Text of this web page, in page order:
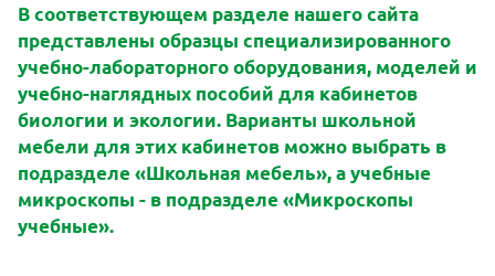
В соответствующем разделе нашего сайта
представлены образцы специализированного
учебно-лабораторного оборудования, моделей и
учебно-наглядных пособий для кабинетов
биологии и экологии. Варианты школьной
мебели для этих кабинетов можно выбрать в
подразделе «Школьная мебель», а учебные
микроскопы - в подразделе «Микроскопы
учебные».